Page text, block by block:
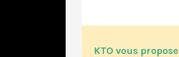
KTO vous propose